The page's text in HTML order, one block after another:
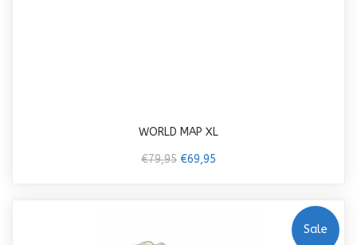
WORLD MAP XL
€79,95 €69,95
Sale